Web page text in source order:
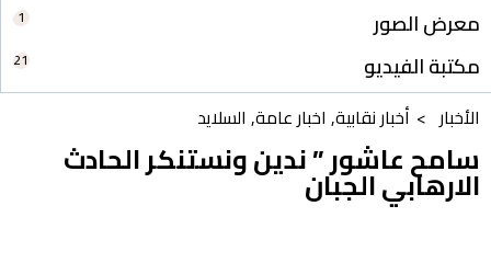
معرض الصور 1
مكتبة الفيديو 21
الأخبار > أخبار نقابية, اخبار عامة, السلايد
سامح عاشور ” ندين ونستنكر الحادث
الارهابي الجبان